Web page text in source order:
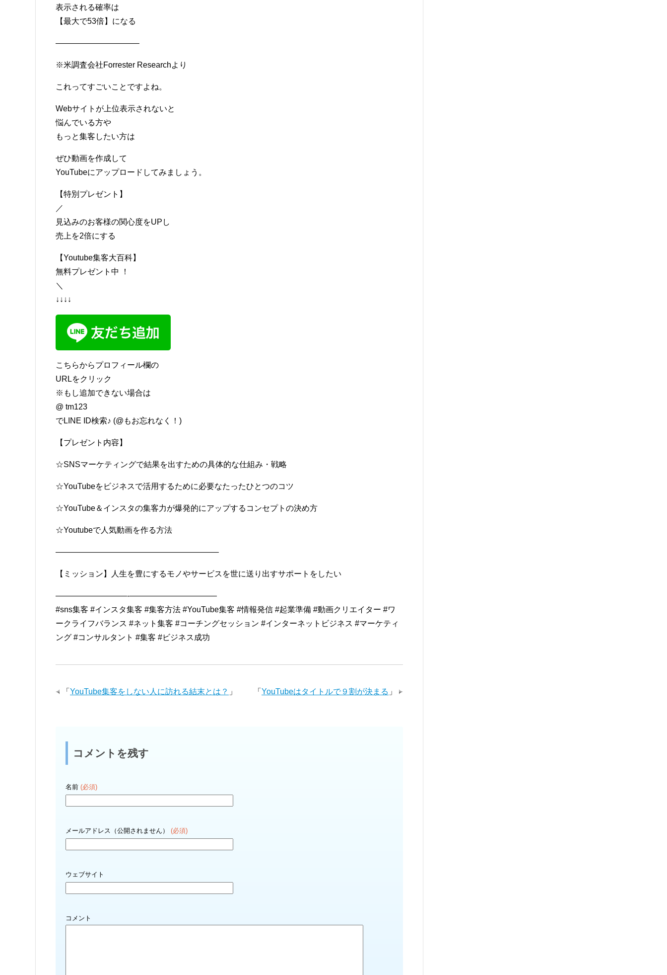
表示される確率は
【最大で53倍】になる
——————————–
※米調査会社Forrester Researchより
これってすごいことですよね。
Webサイトが上位表示されないと
悩んでいる方や
もっと集客したい方は
ぜひ動画を作成して
YouTubeにアップロードしてみましょう。
【特別プレゼント】
／
見込みのお客様の関心度をUPし
売上を2倍にする
【Youtube集客大百科】
無料プレゼント中 ！
＼
↓↓↓↓
こちらからプロフィール欄の
URLをクリック
※もし追加できない場合は
@ tm123
でLINE ID検索♪ (@もお忘れなく！)
【プレゼント内容】
☆SNSマーケティングで結果を出すための具体的な仕組み・戦略
☆YouTubeをビジネスで活用するために必要なたったひとつのコツ
☆YouTube＆インスタの集客力が爆発的にアップするコンセプトの決め方
☆Youtubeで人気動画を作る方法
————————————————————–
【ミッション】人生を豊にするモノやサービスを世に送り出すサポートをしたい
—————————-———————————
#sns集客 #インスタ集客 #集客方法 #YouTube集客 #情報発信 #起業準備 #動画クリエイター #ワ
ークライフバランス #ネット集客 #コーチングセッション #インターネットビジネス #マーケティ
ング #コンサルタント #集客 #ビジネス成功
「 YouTubeはタイトルで９割が決まる 」
「 YouTube集客をしない人に訪れる結末とは？ 」
コメントを残す
名前 (必須)
メールアドレス（公開されません） (必須)
ウェブサイト
コメント